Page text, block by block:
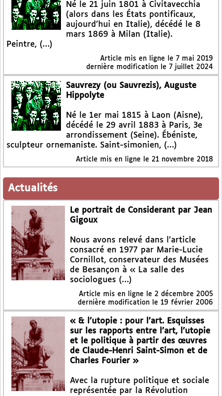
Né le 21 juin 1801 à Civitavecchia
(alors dans les États pontificaux,
aujourd’hui en Italie), décédé le 8
mars 1869 à Milan (Italie).
Peintre, (…)
Article mis en ligne le 7 mai 2019
dernière modification le 7 juillet 2024
Sauvrezy (ou Sauvrezis), Auguste
Hippolyte
Né le 1er mai 1815 à Laon (Aisne),
décédé le 29 avril 1883 à Paris, 3e
arrondissement (Seine). Ébéniste,
sculpteur ornemaniste. Saint-simonien, (…)
Article mis en ligne le 21 novembre 2018
Actualités
Le portrait de Considerant par Jean
Gigoux
Nous avons relevé dans l’article
consacré en 1977 par Marie-Lucie
Cornillot, conservateur des Musées
de Besançon à « La salle des
sociologues (…)
Article mis en ligne le 2 décembre 2005
dernière modification le 19 février 2006
« & l’utopie : pour l’art. Esquisses
sur les rapports entre l’art, l’utopie
et le politique à partir des œuvres
de Claude-Henri Saint-Simon et de
Charles Fourier »
Avec la rupture politique et sociale
représentée par la Révolution